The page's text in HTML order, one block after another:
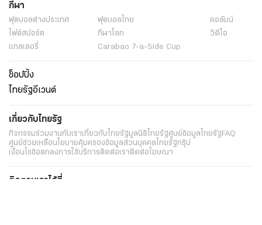
กีฬา
ฟุตบอลต่่างประเทศ ฟุตบอลไทย
คอลัมน์
ไฟต์สปอร์ต
กีฬาโลก
วิดีโอ
แกลเลอรี่
Carabao 7-a-Side Cup
ช็อปปิ้ง
ไทยรัฐอีเวนต์
เกี่ยวกับไทยรัฐ
กิจกรรมร่วมงานกับเราเกี่ยวกับไทยรัฐมูลนิธิไทยรัฐศูนย์ข้อมูลไทยรัฐFAQ
ศูนย์ช่วยเหลือนโยบายคุ้มครองข้อมูลส่วนบุคคลไทยรัฐกรุ๊ป
เงื่อนไขข้อตกลงการใช้บริการติดต่อเราติดต่อโฆษณา
ติดตามเราได้ที่